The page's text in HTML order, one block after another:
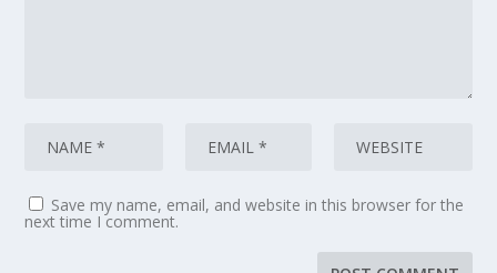
Save my name, email, and website in this browser for the
next time I comment.